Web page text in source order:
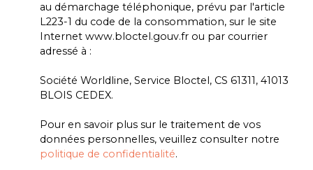
au démarchage téléphonique, prévu par l'article
L223-1 du code de la consommation, sur le site
Internet www.bloctel.gouv.fr ou par courrier
adressé à :
Société Worldline, Service Bloctel, CS 61311, 41013
BLOIS CEDEX.
Pour en savoir plus sur le traitement de vos
données personnelles, veuillez consulter notre
politique de confidentialité.